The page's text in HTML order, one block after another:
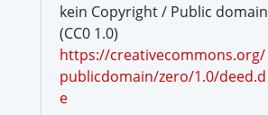
kein Copyright / Public domain
(CC0 1.0)
https://creativecommons.org/
publicdomain/zero/1.0/deed.d
e